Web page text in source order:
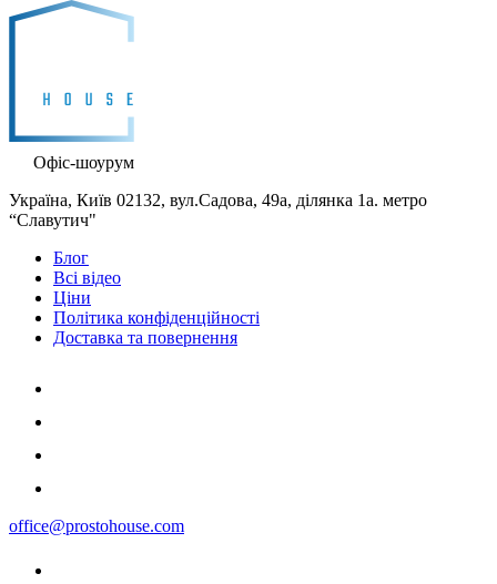
Офіс-шоурум
Україна, Київ 02132, вул.Садова, 49а, ділянка 1а. метро
“Славутич"
Блог
Всі відео
Ціни
Політика конфіденційності
Доставка та повернення
office@prostohouse.com